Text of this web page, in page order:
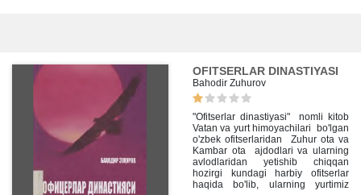
OFITSERLAR DINASTIYASI
Bahodir Zuhurov
"Ofitserlar dinastiyasi" nomli kitob
Vatan va yurt himoyachilari bo'lgan
o'zbek ofitserlaridan Zuhur ota va
Kambar ota ajdodlari va ularning
avlodlaridan yetishib chiqqan
hozirgi kundagi harbiy ofitserlar
haqida bo'lib, ularning yurtimiz